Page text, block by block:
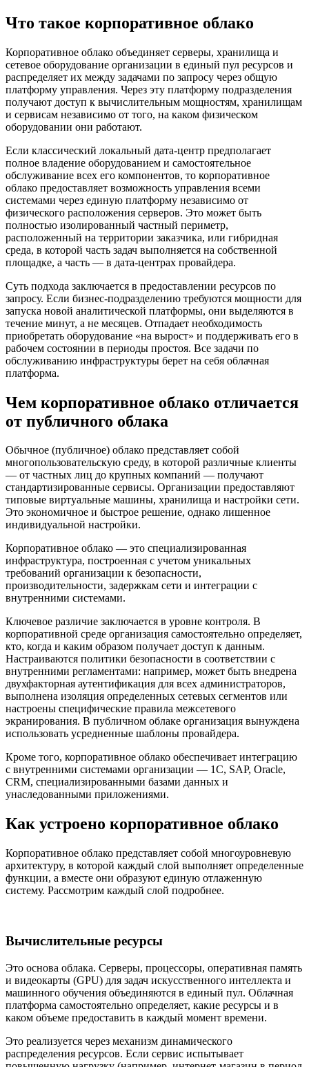
Что такое корпоративное облако
Корпоративное облако объединяет серверы, хранилища и
сетевое оборудование организации в единый пул ресурсов и
распределяет их между задачами по запросу через общую
платформу управления. Через эту платформу подразделения
получают доступ к вычислительным мощностям, хранилищам
и сервисам независимо от того, на каком физическом
оборудовании они работают.
Если классический локальный дата-центр предполагает
полное владение оборудованием и самостоятельное
обслуживание всех его компонентов, то корпоративное
облако предоставляет возможность управления всеми
системами через единую платформу независимо от
физического расположения серверов. Это может быть
полностью изолированный частный периметр,
расположенный на территории заказчика, или гибридная
среда, в которой часть задач выполняется на собственной
площадке, а часть — в дата-центрах провайдера.
Суть подхода заключается в предоставлении ресурсов по
запросу. Если бизнес-подразделению требуются мощности для
запуска новой аналитической платформы, они выделяются в
течение минут, а не месяцев. Отпадает необходимость
приобретать оборудование «на вырост» и поддерживать его в
рабочем состоянии в периоды простоя. Все задачи по
обслуживанию инфраструктуры берет на себя облачная
платформа.
Чем корпоративное облако отличается
от публичного облака
Обычное (публичное) облако представляет собой
многопользовательскую среду, в которой различные клиенты
— от частных лиц до крупных компаний — получают
стандартизированные сервисы. Организации предоставляют
типовые виртуальные машины, хранилища и настройки сети.
Это экономичное и быстрое решение, однако лишенное
индивидуальной настройки.
Корпоративное облако — это специализированная
инфраструктура, построенная с учетом уникальных
требований организации к безопасности,
производительности, задержкам сети и интеграции с
внутренними системами.
Ключевое различие заключается в уровне контроля. В
корпоративной среде организация самостоятельно определяет,
кто, когда и каким образом получает доступ к данным.
Настраиваются политики безопасности в соответствии с
внутренними регламентами: например, может быть внедрена
двухфакторная аутентификация для всех администраторов,
выполнена изоляция определенных сетевых сегментов или
настроены специфические правила межсетевого
экранирования. В публичном облаке организация вынуждена
использовать усредненные шаблоны провайдера.
Кроме того, корпоративное облако обеспечивает интеграцию
с внутренними системами организации — 1С, SAP, Oracle,
CRM, специализированными базами данных и
унаследованными приложениями.
Как устроено корпоративное облако
Корпоративное облако представляет собой многоуровневую
архитектуру, в которой каждый слой выполняет определенные
функции, а вместе они образуют единую отлаженную
систему. Рассмотрим каждый слой подробнее.
Вычислительные ресурсы
Это основа облака. Серверы, процессоры, оперативная память
и видеокарты (GPU) для задач искусственного интеллекта и
машинного обучения объединяются в единый пул. Облачная
платформа самостоятельно определяет, какие ресурсы и в
каком объеме предоставить в каждый момент времени.
Это реализуется через механизм динамического
распределения ресурсов. Если сервис испытывает